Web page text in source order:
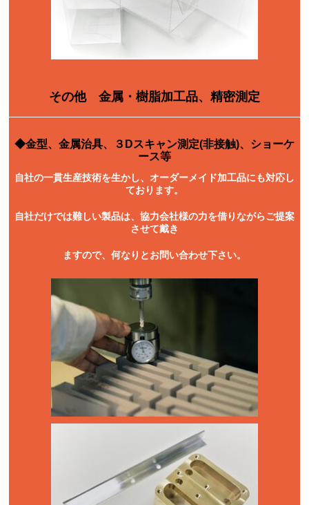
その他 金属・樹脂加工品、精密測定
◆金型、金属治具、３Dスキャン測定(非接触)、 ショーケ
ース等
自社の一貫生産技術を生かし、オーダーメイド加工品にも対応し
ております。
自社だけでは難しい製品は、協力会社様の力を借りながらご提案
させて戴き
ますので、何なりとお問い合わせ下さい。